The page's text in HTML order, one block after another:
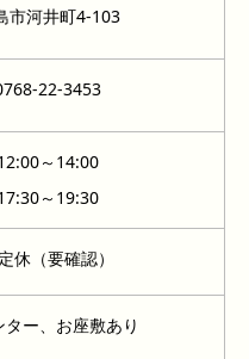
市河井町4-103
22-3453
～14:00
～19:30
休（要確認）
ター、お座敷あり